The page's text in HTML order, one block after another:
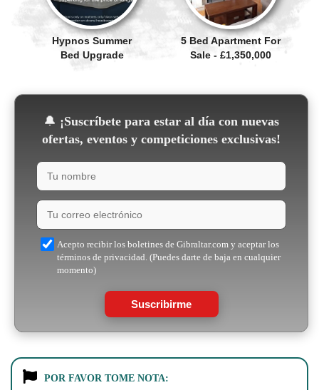
Hypnos Summer
Bed Upgrade
5 Bed Apartment For
Sale - £1,350,000
🔔 ¡Suscríbete para estar al día con nuevas
ofertas, eventos y competiciones exclusivas!
Acepto recibir los boletines de Gibraltar.com y aceptar los
términos de privacidad. (Puedes darte de baja en cualquier
momento)
Suscribirme
POR FAVOR TOME NOTA: